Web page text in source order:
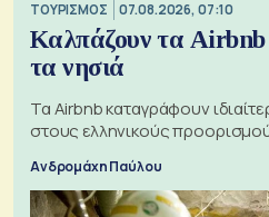
ΤΟΥΡΙΣΜΟΣ 07.08.2026, 07:10
Καλπάζουν τα Airbnb
τα νησιά
Τα Airbnb καταγράφουν
στους ελληνικούς
Ανδρομάχη Παύλου